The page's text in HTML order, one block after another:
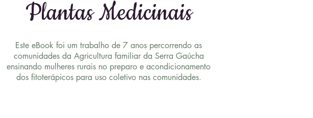
Plantas Medicinais
Este eBook foi um trabalho de 7 anos percorrendo as
comunidades da Agricultura familiar da Serra Gaúcha
ensinando mulheres rurais no preparo e acondicionamento
dos fitoterápicos para uso coletivo nas comunidades.